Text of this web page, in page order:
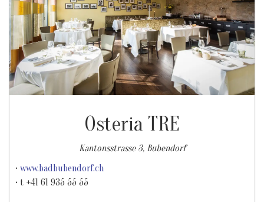
Osteria TRE
Kantonsstrasse 3, Bubendorf
• www.badbubendorf.ch
• t +41 61 935 55 55